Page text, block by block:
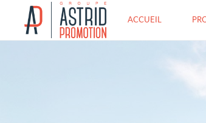
ACCUEIL